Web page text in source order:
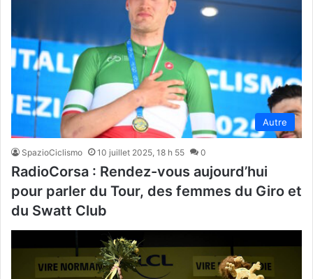
Autre
SpazioCiclismo 10 juillet 2025, 18 h 55 0
RadioCorsa : Rendez-vous aujourd’hui
pour parler du Tour, des femmes du Giro et
du Swatt Club